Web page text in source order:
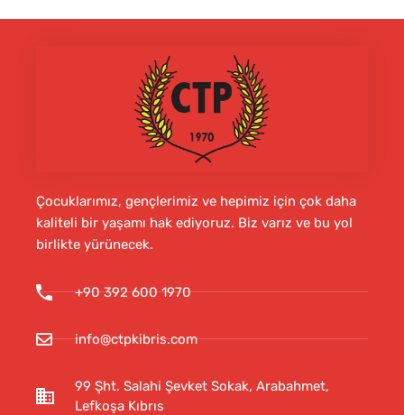
Çocuklarımız, gençlerimiz ve hepimiz için çok daha
kaliteli bir yaşamı hak ediyoruz. Biz varız ve bu yol
birlikte yürünecek.
+90 392 600 1970
info@ctpkibris.com
99 Şht. Salahi Şevket Sokak, Arabahmet,
Lefkoşa Kıbrıs